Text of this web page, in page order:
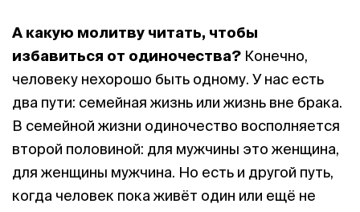
А какую молитву читать, чтобы
избавиться от одиночества? Конечно,
человеку нехорошо быть одному. У нас есть
два пути: семейная жизнь или жизнь вне брака.
В семейной жизни одиночество восполняется
второй половиной: для мужчины это женщина,
для женщины мужчина. Но есть и другой путь,
когда человек пока живёт один или ещё не